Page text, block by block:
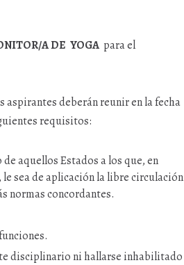
A DE YOGA para el
aspirantes deberán reunir en la fecha
requisitos:
aquellos Estados a los que, en
sea de aplicación la libre circulación
normas concordantes.
disciplinario ni hallarse inhabilitado